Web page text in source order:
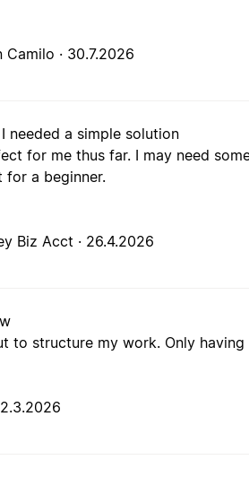
Camilo · 30.7.2026
needed a simple solution
for me thus far. I may need
for a beginner.
Biz Acct · 26.4.2026
to structure my work. Only